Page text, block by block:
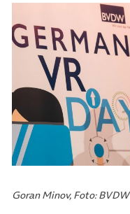
Goran Minov, Foto: BVDW